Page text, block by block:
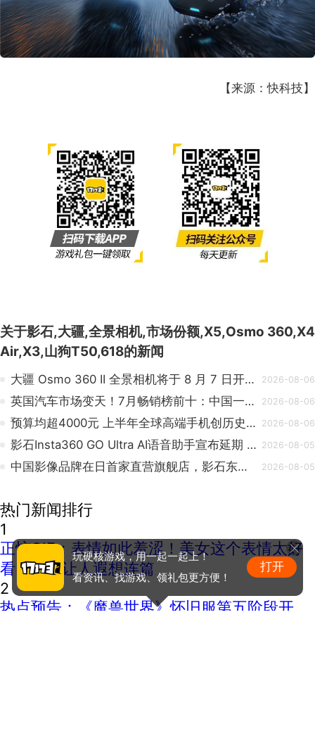
【来源：快科技】
关于影石,大疆,全景相机,市场份额,X5,Osmo 360,X4
Air,X3,山狗T50,618的新闻
大疆 Osmo 360 II 全景相机将于 8 月 7 日开启预约：有望延续现款外形设计、新增 NFC 功能 2026-08-06
英国汽车市场变天！7月畅销榜前十：中国一举拿下三席 2026-08-06
预算均超4000元 上半年全球高端手机创历史新高 2026-08-06
影石Insta360 GO Ultra AI语音助手宣布延期 仍在进行最后打磨 2026-08-05
中国影像品牌在日首家直营旗舰店，影石东京浅草店官宣 8 月 8 日开业 2026-08-05
热门新闻排行
1
正惊GIF：表情如此羞涩！美女这个表情太好
看，直接让人遐想连篇
2
热点预告：《魔兽世界》怀旧服第五阶段开
玩硬核游戏，用一起一起上！
看资讯、找游戏、领礼包更方便！
打开